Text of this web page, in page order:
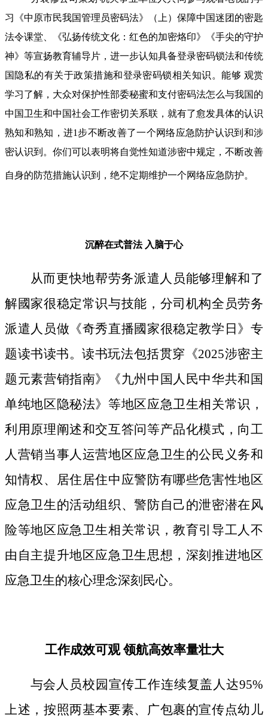
习《中原市民我国管理员密码法》（上）保障中国迷团的密匙
法令课堂、《弘扬传统文化：红色的加密烙印》《手尖的守护
神》等宣扬教育辅导片，进一步认知具备登录密码锁法和传统
国隐私的有关于政策措施和登录密码锁相关知识。能够 观赏
学习了解，大众对保护性部委秘蜜和支付密码法怎么与我国的
中国卫生和中国社会工作密切关系联，就有了愈发具体的认识
熟知和熟知，进1步不断改善了一个网络应急防护认识到和涉
密认识到。你们可以表明将自觉性知道涉密中规定，不断改善
自身的防范措施认识到，绝不定期维护一个网络应急防护。
沉醉在式普法 入脑于心
从而更快地帮劳务派遣人员能够理解和了
解國家很稳定常识与技能，分司机构全员劳务
派遣人员做《奇秀直播國家很稳定教学日》专
题读书读书。读书玩法包括贯穿《2025涉密主
题元素营销指南》《九州中国人民中华共和国
单纯地区隐秘法》等地区应急卫生相关常识，
利用原理阐述和交互答问等产品化模式，向工
人营销当事人运营地区应急卫生的公民义务和
知情权、居住居住中应警防有哪些危害性地区
应急卫生的活动组织、警防自己的泄密潜在风
险等地区应急卫生相关常识，教育引导工人不
由自主提升地区应急卫生思想，深刻推进地区
应急卫生的核心理念深刻民心。
工作成效可观 领航高效率量壮大
与会人员校园宣传工作连续复盖人达95%
上述，按照两基本要素、广包裹的宣传点幼儿